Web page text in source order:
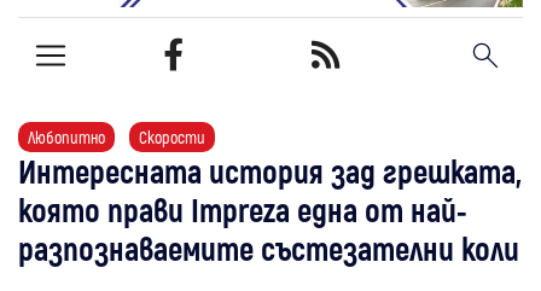
Любопитно Скорости
Интересната история зад грешката,
която прави Impreza една от най-
разпознаваемите състезателни коли